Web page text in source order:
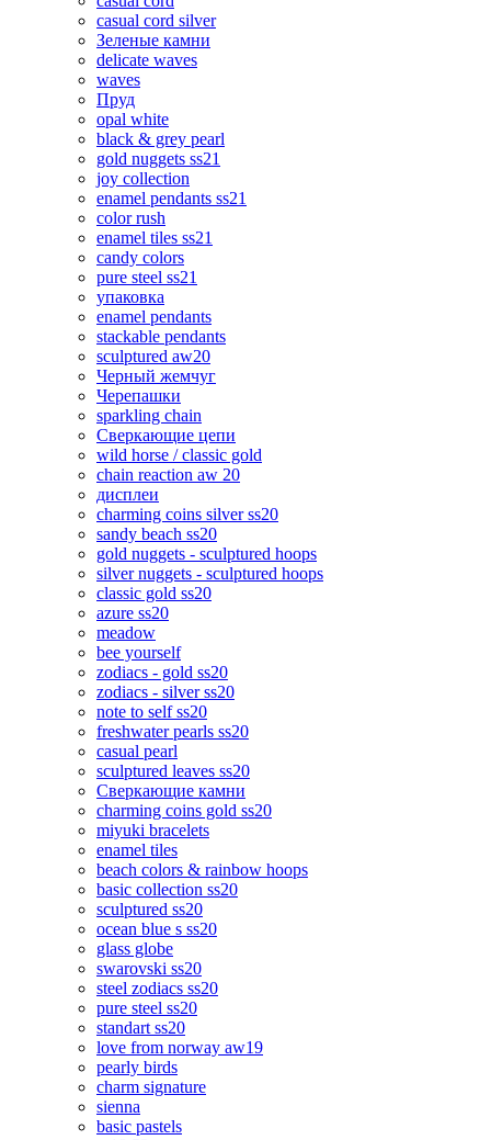
casual cord silver
Зеленые камни
delicate waves
waves
Пруд
opal white
black & grey pearl
gold nuggets ss21
joy collection
enamel pendants ss21
color rush
enamel tiles ss21
candy colors
pure steel ss21
упаковка
enamel pendants
stackable pendants
sculptured aw20
Черный жемчуг
Черепашки
sparkling chain
Сверкающие цепи
wild horse / classic gold
chain reaction aw 20
дисплеи
charming coins silver ss20
sandy beach ss20
gold nuggets - sculptured hoops
silver nuggets - sculptured hoops
classic gold ss20
azure ss20
meadow
bee yourself
zodiacs - gold ss20
zodiacs - silver ss20
note to self ss20
freshwater pearls ss20
casual pearl
sculptured leaves ss20
Сверкающие камни
charming coins gold ss20
miyuki bracelets
enamel tiles
beach colors & rainbow hoops
basic collection ss20
sculptured ss20
ocean blue s ss20
glass globe
swarovski ss20
steel zodiacs ss20
pure steel ss20
standart ss20
love from norway aw19
pearly birds
charm signature
sienna
basic pastels